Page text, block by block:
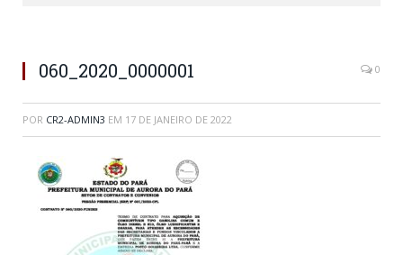
060_2020_0000001 0
POR CR2-ADMIN3 EM 17 DE JANEIRO DE 2022